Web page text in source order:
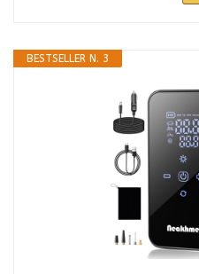
BESTSELLER N. 3